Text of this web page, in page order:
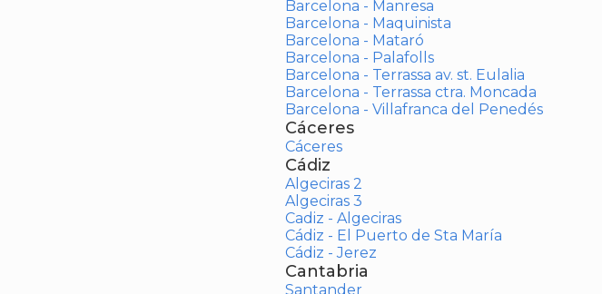
Barcelona - Manresa
Barcelona - Maquinista
Barcelona - Mataró
Barcelona - Palafolls
Barcelona - Terrassa av. st. Eulalia
Barcelona - Terrassa ctra. Moncada
Barcelona - Villafranca del Penedés
Cáceres
Cáceres
Cádiz
Algeciras 2
Algeciras 3
Cadiz - Algeciras
Cádiz - El Puerto de Sta María
Cádiz - Jerez
Cantabria
Santander